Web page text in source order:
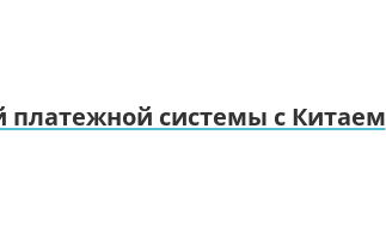
платежной системы с Китаем